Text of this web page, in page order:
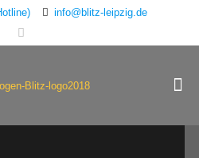
info@blitz-leipzig.de